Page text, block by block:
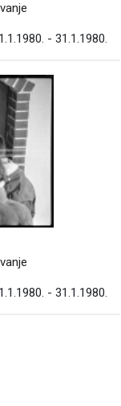
1.1.1980. - 31.1.1980.
1.1.1980. - 31.1.1980.